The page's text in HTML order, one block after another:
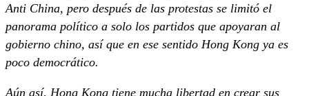
Anti China, pero después de las protestas se limitó el
panorama político a solo los partidos que apoyaran al
gobierno chino, así que en ese sentido Hong Kong ya es
poco democrático.
Aún así, Hong Kong tiene mucha libertad en crear sus